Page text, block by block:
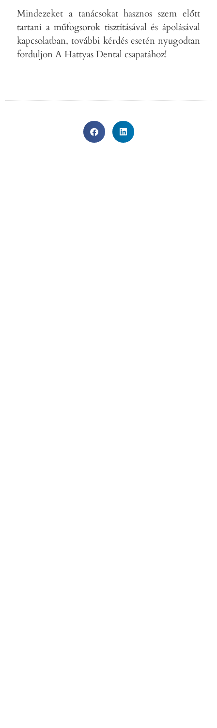
Mindezeket a tanácsokat hasznos szem előtt
tartani a műfogsorok tisztításával és ápolásával
kapcsolatban, további kérdés esetén nyugodtan
forduljon A Hattyas Dental csapatához!